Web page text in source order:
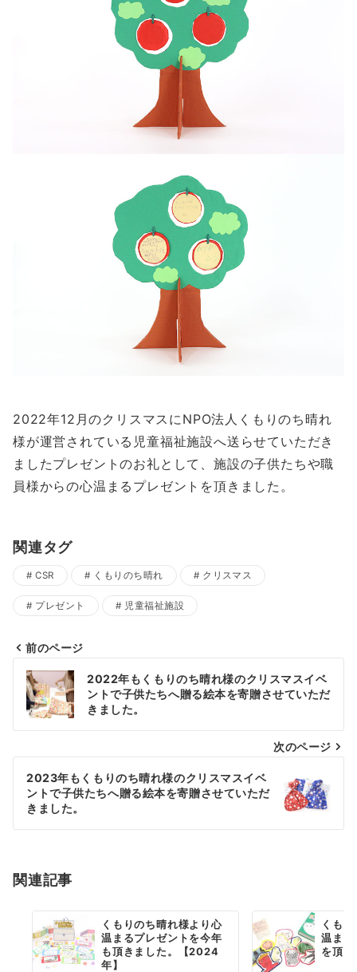
2022年12月のクリスマスにNPO法人くもりのち晴れ
様が運営されている児童福祉施設へ送らせていただき
ましたプレゼントのお礼として、施設の子供たちや職
員様からの心温まるプレゼントを頂きました。
関連タグ
CSR くもりのち晴れ クリスマス
プレゼント 児童福祉施設
投
稿
ナ
ビ
ゲ
ー
シ
ン
前のページ
2022年もくもりのち晴れ様のクリスマスイベ
ントで子供たちへ贈る絵本を寄贈させていただ
きました。
次のページ
2023年もくもりのち晴れ様のクリスマスイベ
ントで子供たちへ贈る絵本を寄贈させていただ
きました。
関連記事
くもりのち晴れ様より心
温まるプレゼントを今年
も頂きました。【2024
年】
くも
温まる
を頂き